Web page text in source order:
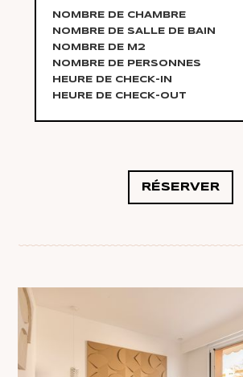
NOMBRE DE CHAMBRE
NOMBRE DE SALLE DE BAIN
NOMBRE DE M2
NOMBRE DE PERSONNES
HEURE DE CHECK-IN
HEURE DE CHECK-OUT
RÉSERVER